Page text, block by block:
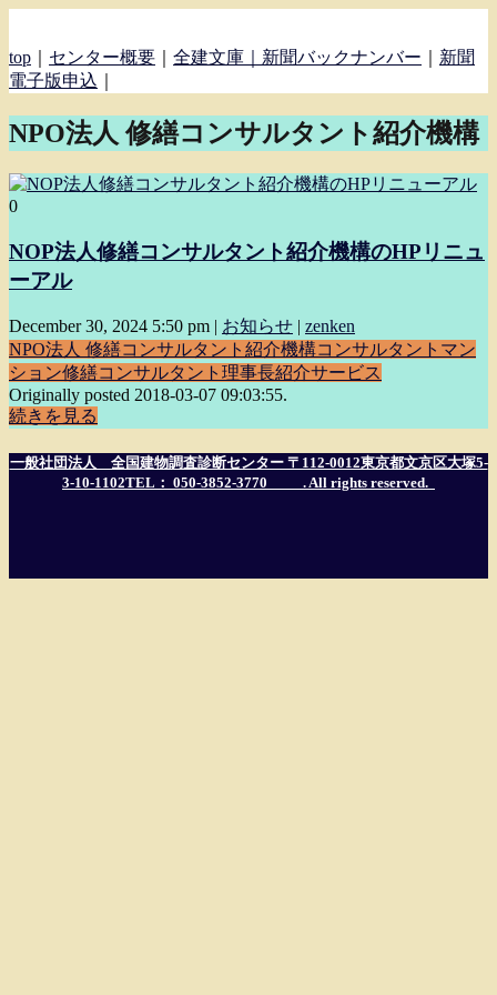
top センター概要 全建文庫｜ 新聞バックナンバー
新聞
電子版申込
NPO法人 修繕コンサルタント紹介機構
0
NOP法人修繕コンサルタント紹介機構のHPリニュ
ーアル
December 30, 2024 5:50 pm | お知らせ | zenken
NPO法人 修繕コンサルタント紹介機構コンサルタント マン
ション修繕コンサルタント 理事長紹介サービス
Originally posted 2018-03-07 09:03:55.
続きを見る
一般社団法人 全国建物調査診断センター 〒112-0012東京都文京区大塚5-
3-10-1102TEL： 050-3852-3770
. All rights reserved.